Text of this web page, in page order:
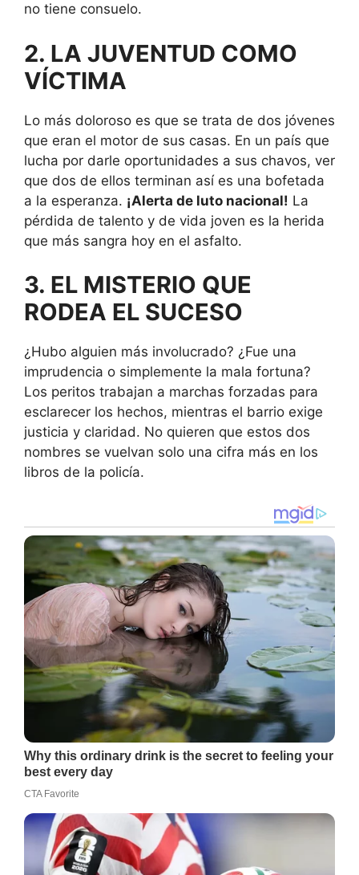
no tiene consuelo.
2. LA JUVENTUD COMO
VÍCTIMA
Lo más doloroso es que se trata de dos jóvenes
que eran el motor de sus casas. En un país que
lucha por darle oportunidades a sus chavos, ver
que dos de ellos terminan así es una bofetada
a la esperanza. ¡Alerta de luto nacional! La
pérdida de talento y de vida joven es la herida
que más sangra hoy en el asfalto.
3. EL MISTERIO QUE
RODEA EL SUCESO
¿Hubo alguien más involucrado? ¿Fue una
imprudencia o simplemente la mala fortuna?
Los peritos trabajan a marchas forzadas para
esclarecer los hechos, mientras el barrio exige
justicia y claridad. No quieren que estos dos
nombres se vuelvan solo una cifra más en los
libros de la policía.